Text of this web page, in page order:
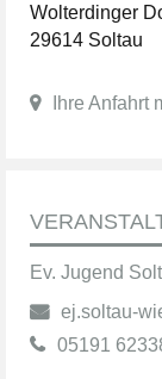
Wolterdinger
29614 Soltau
Ihre Anfahrt
Ev. Jugend
ej.soltau-
05191